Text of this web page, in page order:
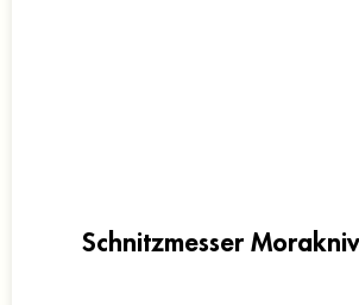
Schnitzmesser